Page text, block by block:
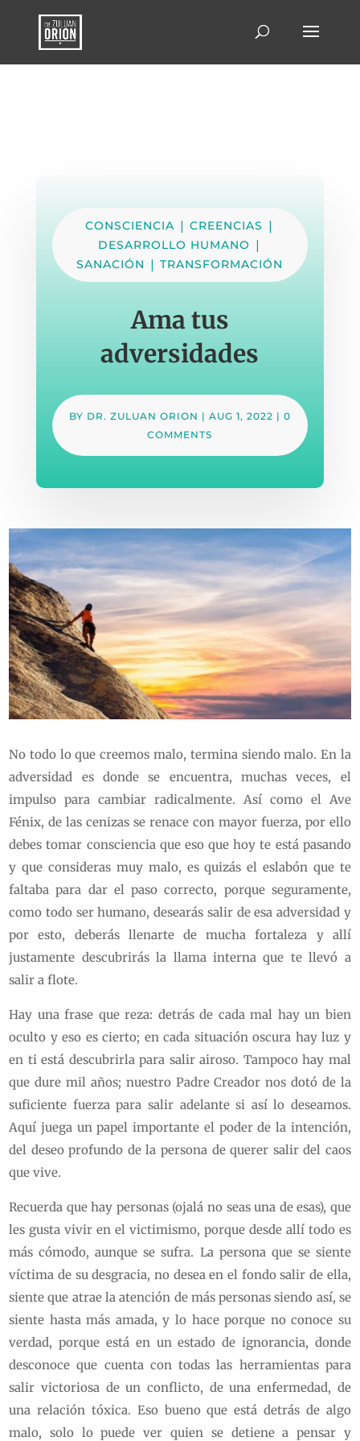
CONSCIENCIA |CREENCIAS |
DESARROLLO HUMANO |
SANACIÓN |TRANSFORMACIÓN
Ama tus
adversidades
BY DR. ZULUAN ORION | AUG 1, 2022 | 0
COMMENTS
No todo lo que creemos malo, termina siendo malo. En la
adversidad es donde se encuentra, muchas veces, el
impulso para cambiar radicalmente. Así como el Ave
Fénix, de las cenizas se renace con mayor fuerza, por ello
debes tomar consciencia que eso que hoy te está pasando
y que consideras muy malo, es quizás el eslabón que te
faltaba para dar el paso correcto, porque seguramente,
como todo ser humano, desearás salir de esa adversidad y
por esto, deberás llenarte de mucha fortaleza y allí
justamente descubrirás la llama interna que te llevó a
salir a flote.
Hay una frase que reza: detrás de cada mal hay un bien
oculto y eso es cierto; en cada situación oscura hay luz y
en ti está descubrirla para salir airoso. Tampoco hay mal
que dure mil años; nuestro Padre Creador nos dotó de la
suficiente fuerza para salir adelante si así lo deseamos.
Aquí juega un papel importante el poder de la intención,
del deseo profundo de la persona de querer salir del caos
que vive.
Recuerda que hay personas (ojalá no seas una de esas), que
les gusta vivir en el victimismo, porque desde allí todo es
más cómodo, aunque se sufra. La persona que se siente
víctima de su desgracia, no desea en el fondo salir de ella,
siente que atrae la atención de más personas siendo así, se
siente hasta más amada, y lo hace porque no conoce su
verdad, porque está en un estado de ignorancia, donde
desconoce que cuenta con todas las herramientas para
salir victoriosa de un conflicto, de una enfermedad, de
una relación tóxica. Eso bueno que está detrás de algo
malo, solo lo puede ver quien se detiene a pensar y